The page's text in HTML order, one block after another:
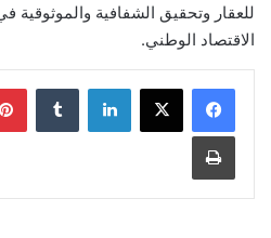
للعقار وتحقيق الشفافية والموثوقية
الاقتصاد الوطني.
لينكدإن